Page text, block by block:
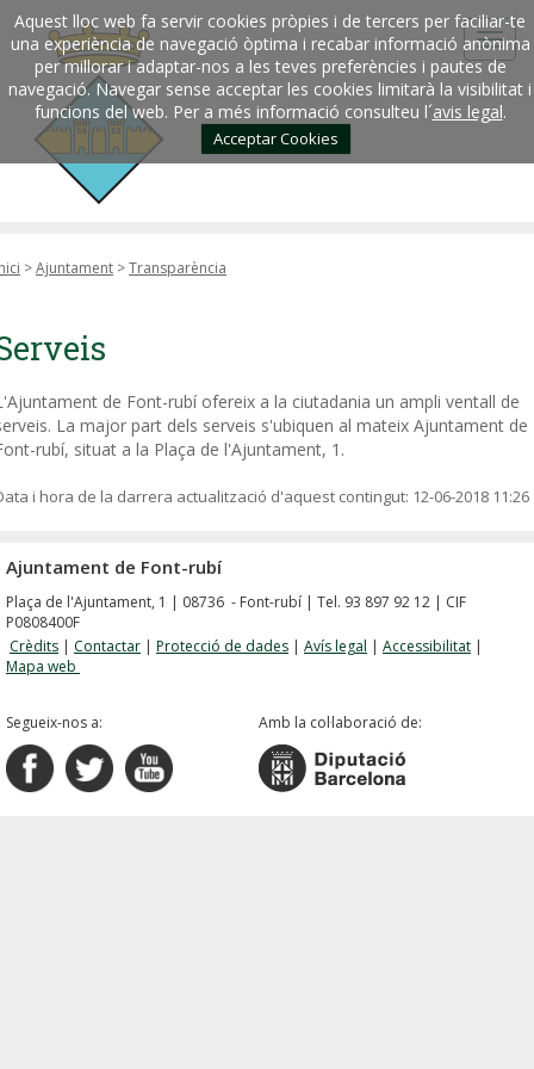
Aquest lloc web fa servir cookies pròpies i de tercers per faciliar-te
una experiència de navegació òptima i recabar informació anònima
per millorar i adaptar-nos a les teves preferències i pautes de
navegació. Navegar sense acceptar les cookies limitarà la visibilitat i
funcions del web. Per a més informació consulteu l´avis legal.
Acceptar Cookies
>Ajuntament >Transparència
de Font-rubí ofereix a la ciutadania un ampli ventall de
La major part dels serveis s'ubiquen al mateix Ajuntament de
rubí, situat a la Plaça de l'Ajuntament, 1.
i hora de la darrera actualització d'aquest contingut: 12-06-2018 11:26
Ajuntament de Font-rubí
Plaça de l'Ajuntament, 1 | 08736 - Font-rubí | Tel. 93 897 92 12 | CIF
P0808400F
Crèdits | Contactar | Protecció de dades | Avís legal | Accessibilitat |
Mapa web
Segueix-nos a: Amb la col·laboració de: